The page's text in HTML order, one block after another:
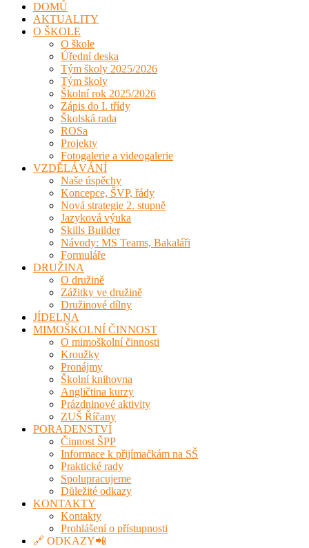
DOMŮ
AKTUALITY
O ŠKOLE
O škole
Úřední deska
Tým školy 2025/2026
Tým školy
Školní rok 2025/2026
Zápis do I. třídy
Školská rada
ROSa
Projekty
Fotogalerie a videogalerie
VZDĚLÁVÁNÍ
Naše úspěchy
Koncepce, ŠVP, řády
Nová strategie 2. stupně
Jazyková výuka
Skills Builder
Návody: MS Teams, Bakaláři
Formuláře
DRUŽINA
O družině
Zážitky ve družině
Družinové dílny
JÍDELNA
MIMOŠKOLNÍ ČINNOST
O mimoškolní činnosti
Kroužky
Pronájmy
Školní knihovna
Angličtina kurzy
Prázdninové aktivity
ZUŠ Říčany
PORADENSTVÍ
Činnost ŠPP
Informace k přijímačkám na SŠ
Praktické rady
Spolupracujeme
Důležité odkazy
KONTAKTY
Kontakty
Prohlášení o přístupnosti
🔗 ODKAZY📲